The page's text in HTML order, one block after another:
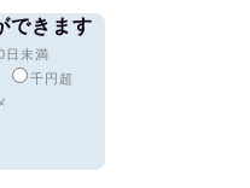
できます
日未満
千円超